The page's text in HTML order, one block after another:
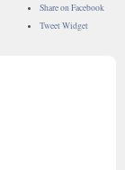
Share on Facebook
Tweet Widget